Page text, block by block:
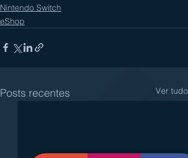
Nintendo Switch
eShop
Posts recentes Ver tudo